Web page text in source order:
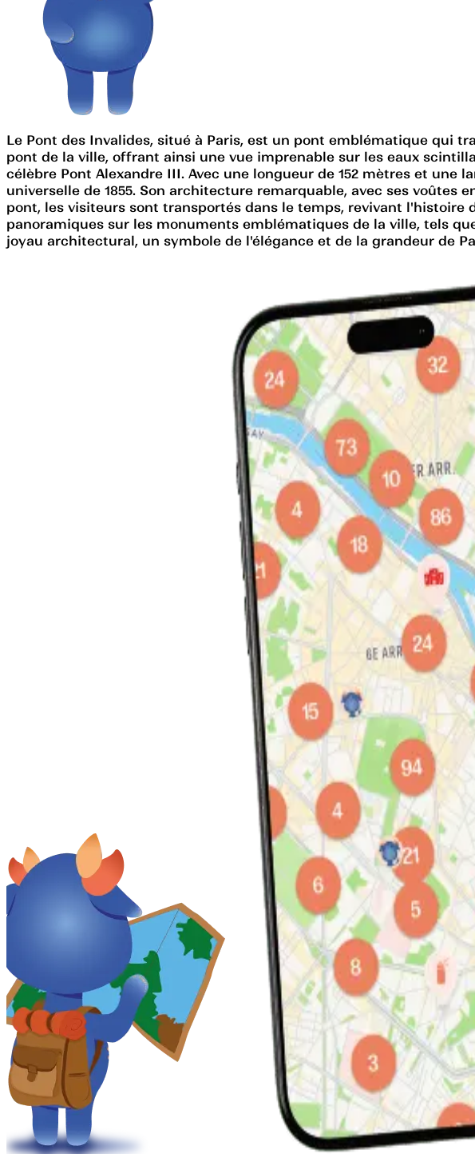
Le Pont des Invalides, situé à Paris, est un pont emblématique qui
pont de la ville, offrant ainsi une vue imprenable sur les eaux
célèbre Pont Alexandre III. Avec une longueur de 152 mètres et
universelle de 1855. Son architecture remarquable, avec ses
pont, les visiteurs sont transportés dans le temps, revivant l'histoire
panoramiques sur les monuments emblématiques de la ville, tels
joyau architectural, un symbole de l'élégance et de la grandeur de